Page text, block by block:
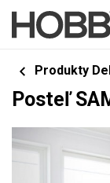
Produkty
Posteľ